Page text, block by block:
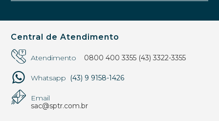
Central de Atendimento
Atendimento 0800 400 3355 (43) 3322-3355
Whatsapp (43) 9 9158-1426
Email
sac@sptr.com.br